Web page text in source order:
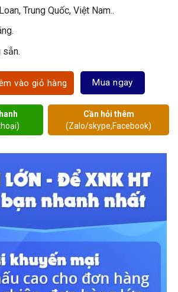
Trung Quốc, Việt Nam..
sẵn.
chữa cháy số lượng
vào giỏ hàng Mua ngay
Cần hỏi thêm
(Zalo/skype,Facebook)